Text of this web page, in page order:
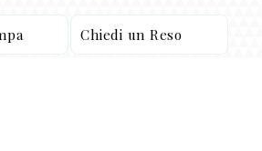
Chiedi un Reso